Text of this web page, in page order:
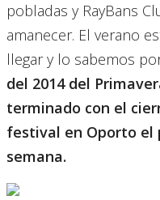
pobladas y RayBans
amanecer. El verano
llegar y lo sabemos
del 2014 del
terminado con el
festival en Oporto el
semana.